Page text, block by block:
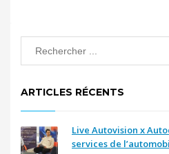
ARTICLES RÉCENTS
Live Autovision x
services de